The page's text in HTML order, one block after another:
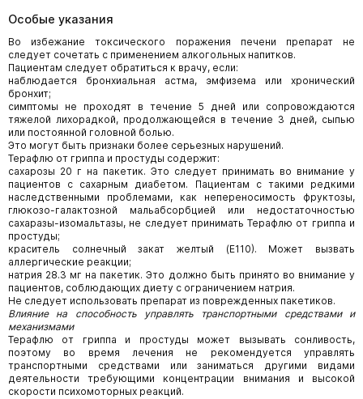
Особые указания
Во избежание токсического поражения печени препарат не
следует сочетать с применением алкогольных напитков.
Пациентам следует обратиться к врачу, если:
наблюдается бронхиальная астма, эмфизема или хронический
бронхит;
симптомы не проходят в течение 5 дней или сопровождаются
тяжелой лихорадкой, продолжающейся в течение 3 дней, сыпью
или постоянной головной болью.
Это могут быть признаки более серьезных нарушений.
Терафлю от гриппа и простуды содержит:
сахарозы 20 г на пакетик. Это следует принимать во внимание у
пациентов с сахарным диабетом. Пациентам с такими редкими
наследственными проблемами, как непереносимость фруктозы,
глюкозо-галактозной мальабсорбцией или недостаточностью
сахаразы-изомальтазы, не следует принимать Терафлю от гриппа и
простуды;
краситель солнечный закат желтый (Е110). Может вызвать
аллергические реакции;
натрия 28.3 мг на пакетик. Это должно быть принято во внимание у
пациентов, соблюдающих диету с ограничением натрия.
Не следует использовать препарат из поврежденных пакетиков.
Влияние на способность управлять транспортными средствами и
механизмами
Терафлю от гриппа и простуды может вызывать сонливость,
поэтому во время лечения не рекомендуется управлять
транспортными средствами или заниматься другими видами
деятельности требующими концентрации внимания и высокой
скорости психомоторных реакций.